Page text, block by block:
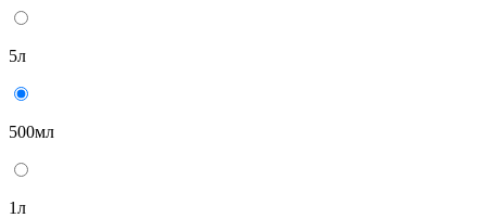
5л
500мл
1л